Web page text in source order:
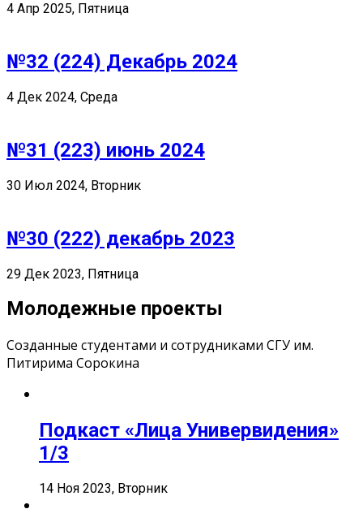
4 Апр 2025, Пятница
№32 (224) Декабрь 2024
4 Дек 2024, Среда
№31 (223) июнь 2024
30 Июл 2024, Вторник
№30 (222) декабрь 2023
29 Дек 2023, Пятница
Молодежные проекты
Созданные студентами и сотрудниками СГУ им.
Питирима Сорокина
Подкаст «Лица Универвидения»
1/3
14 Ноя 2023, Вторник